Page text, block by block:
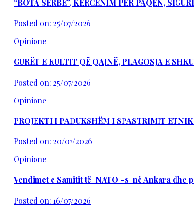
“BOTA SERBE”, KËRCËNIM PËR PAQEN,
Posted on: 25/07/2026
Opinione
GURËT E KULTIT QË QAJNË, PLAGOSJA E
Posted on: 25/07/2026
Opinione
PROJEKTI I PADUKSHËM I SPASTRIMIT
Posted on: 20/07/2026
Opinione
Vendimet e Samitit të NATO –s në Ankara dhe
Posted on: 16/07/2026